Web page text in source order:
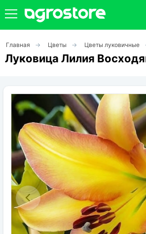
Плодовые кустарники
Декоративные растения
Цветы
Травы
Овощи (на посадку)
Штамбовые ягодные кусты
Главная Цветы Цветы луковичные
Луковица Лилия